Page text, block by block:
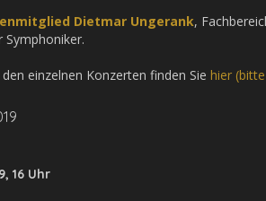
Dietmar Ungerank,
Symphoniker.
einzelnen Konzerten finden Sie hier
16 Uhr